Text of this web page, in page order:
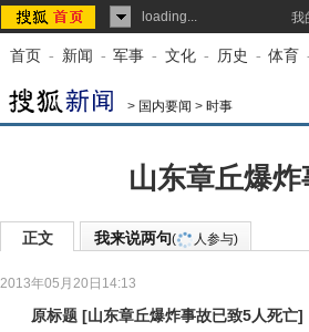
loading... 我
首页 - 新闻 - 军事 - 文化 - 历史 - 体育
> 国内要闻 > 时事
山东章丘爆
正文 我来说两句( 人参与)
2013年05月20日14:13
原标题 [山东章丘爆炸事故已致5人死亡]